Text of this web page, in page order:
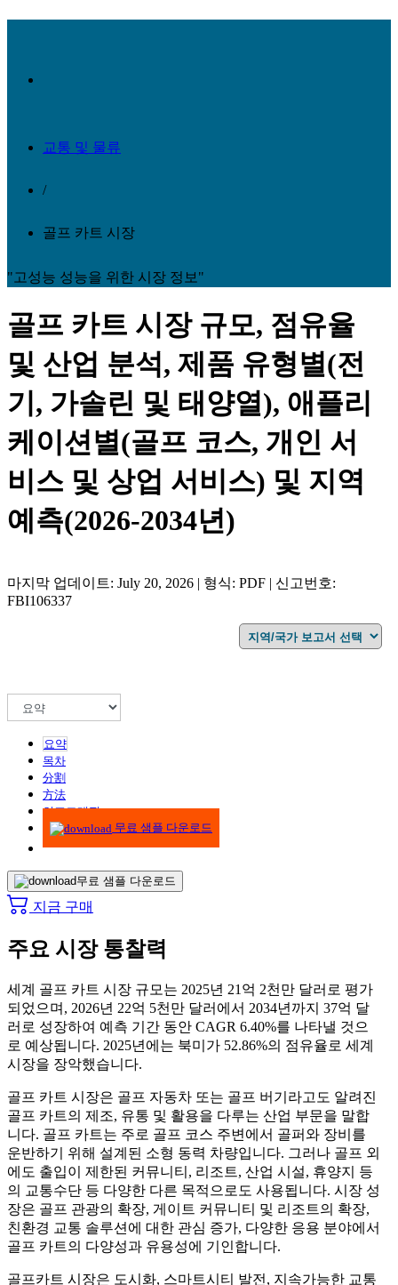
교통 및 물류
/
골프 카트 시장
"고성능 성능을 위한 시장 정보"
골프 카트 시장 규모, 점유율
및 산업 분석, 제품 유형별(전
기, 가솔린 및 태양열), 애플리
케이션별(골프 코스, 개인 서
비스 및 상업 서비스) 및 지역
예측(2026-2034년)
마지막 업데이트: July 20, 2026 | 형식: PDF | 신고번호:
FBI106337
요약
목차
分割
方法
인포그래픽
무료 샘플 다운로드
무료 샘플 다운로드
지금 구매
주요 시장 통찰력
세계 골프 카트 시장 규모는 2025년 21억 2천만 달러로 평가
되었으며, 2026년 22억 5천만 달러에서 2034년까지 37억 달
러로 성장하여 예측 기간 동안 CAGR 6.40%를 나타낼 것으
로 예상됩니다. 2025년에는 북미가 52.86%의 점유율로 세계
시장을 장악했습니다.
골프 카트 시장은 골프 자동차 또는 골프 버기라고도 알려진
골프 카트의 제조, 유통 및 활용을 다루는 산업 부문을 말합
니다. 골프 카트는 주로 골프 코스 주변에서 골퍼와 장비를
운반하기 위해 설계된 소형 동력 차량입니다. 그러나 골프 외
에도 출입이 제한된 커뮤니티, 리조트, 산업 시설, 휴양지 등
의 교통수단 등 다양한 다른 목적으로도 사용됩니다. 시장 성
장은 골프 관광의 확장, 게이트 커뮤니티 및 리조트의 확장,
친환경 교통 솔루션에 대한 관심 증가, 다양한 응용 분야에서
골프 카트의 다양성과 유용성에 기인합니다.
골프카트 시장은 도시화, 스마트시티 발전, 지속가능한 교통